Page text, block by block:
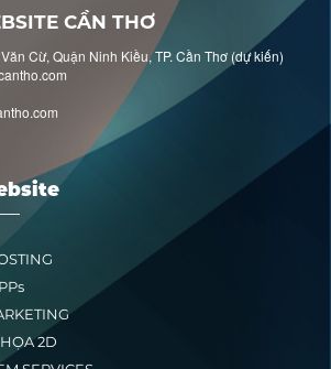
CẦN THƠ
Cừ, Quận Ninh Kiều, TP. Cần Thơ (dự kiến)
2D